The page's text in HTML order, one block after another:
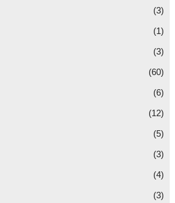
(3)
(1)
(3)
(60)
(6)
(12)
(5)
(3)
(4)
(3)